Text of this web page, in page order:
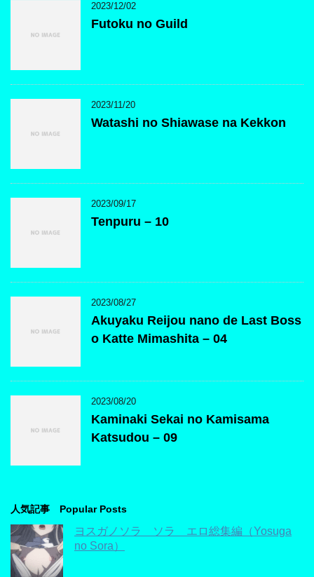
2023/12/02
Futoku no Guild
2023/11/20
Watashi no Shiawase na Kekkon
2023/09/17
Tenpuru – 10
2023/08/27
Akuyaku Reijou nano de Last Boss
o Katte Mimashita – 04
2023/08/20
Kaminaki Sekai no Kamisama
Katsudou – 09
人気記事 Popular Posts
ヨスガノソラ ソラ エロ総集編（Yosuga
no Sora）